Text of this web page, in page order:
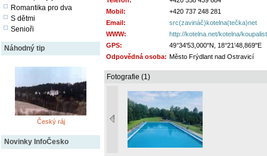
Romantika pro dva
S dětmi
Senioři
Náhodný tip
Český ráj
Novinky InfoČesko
Mobil:
+420 737 248 281
Email:
src(zavináč)kotelna(tečka)net
WWW:
http://kotelna.net/kotelna/
GPS:
49°34'53,000"N, 18°21'48,869"E
Odpovědná osoba: Město Frýdlant nad Ostravicí
Fotografie (1)